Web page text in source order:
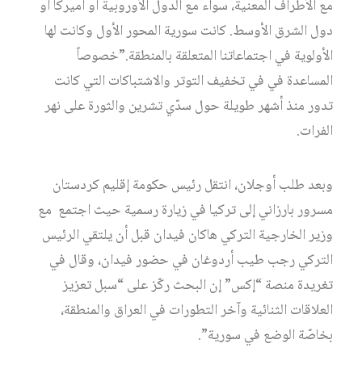
مع الأطراف المعنية، سواء مع الدول الأوروبية أو أميركا أو
دول الشرق الأوسط. كانت سورية المحور الأول وكانت لها
الأولوية في اجتماعاتنا المتعلقة بالمنطقة.”خصوصاً
المساعدة في في تخفيف التوتر والاشتباكات التي كانت
تدور منذ أشهر طويلة حول سدّي تشرين والثورة على نهر
الفرات.
وبعد طلب أوجلان، انتقل رئيس حكومة إقليم كردستان
مسرور بارزاني إلى تركيا في زيارة رسمية حيث اجتمع مع
وزير الخارجية التركي هاكان فيدان قبل أن يلتقي الرئيس
التركي رجب طيب أردوغان في حضور فيدان، وقال في
تغريدة منصة “إكس” إن البحث ركّز على “سبل تعزيز
العلاقات الثنائية وآخر التطورات في العراق والمنطقة،
بخاصّة الوضع في سورية”.